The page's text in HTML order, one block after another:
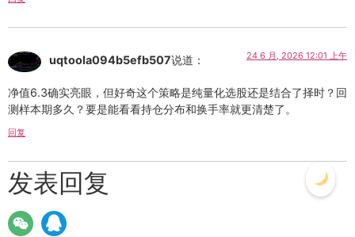
uqtoola094b5efb507说道： 24 6 月, 2026 12:01 上午
净值6.3确实亮眼，但好奇这个策略是纯量化选股还是结合了择时？回
测样本期多久？要是能看看持仓分布和换手率就更清楚了。
回复
发表回复